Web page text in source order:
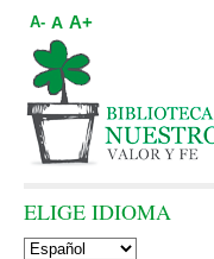
A- A A+
ELIGE IDIOMA